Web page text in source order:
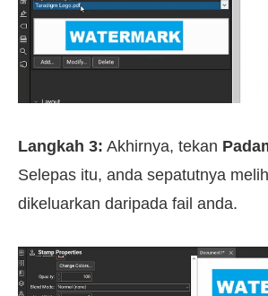
Langkah 3: Akhirnya, tekan
Selepas itu, anda sepatutnya
dikeluarkan daripada fail anda.